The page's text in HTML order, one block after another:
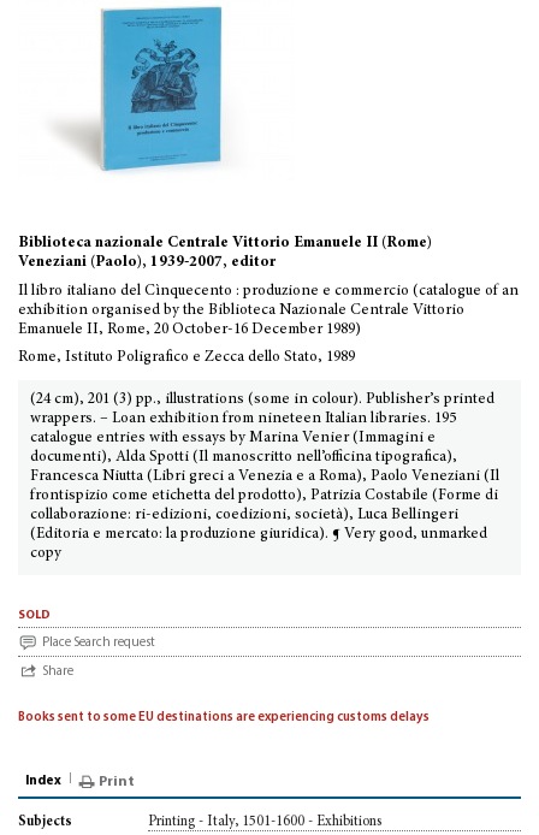
Biblioteca nazionale Centrale Vittorio Emanuele II (Rome)
Veneziani (Paolo), 1939-2007, editor
Il libro italiano del Cìnquecento : produzione e commercio (catalogue of an
exhibition organised by the Biblioteca Nazionale Centrale Vittorio
Emanuele II, Rome, 20 October-16 December 1989)
Rome, Istituto Poligrafico e Zecca dello Stato, 1989
(24 cm), 201 (3) pp., illustrations (some in colour). Publisher’s printed
wrappers. – Loan exhibition from nineteen Italian libraries. 195
catalogue entries with essays by Marina Venier (Immagini e
documenti), Alda Spotti (Il manoscritto nell’officina tipografica),
Francesca Niutta (Libri greci a Venezia e a Roma), Paolo Veneziani (Il
frontispizio come etichetta del prodotto), Patrizia Costabile (Forme di
collaborazione: ri-edizioni, coedizioni, società), Luca Bellingeri
(Editoria e mercato: la produzione giuridica). ¶ Very good, unmarked
copy
sold
Place Search request
Share
Books sent to some EU destinations are experiencing customs delays
Index Print
Subjects Printing - Italy, 1501-1600 - Exhibitions